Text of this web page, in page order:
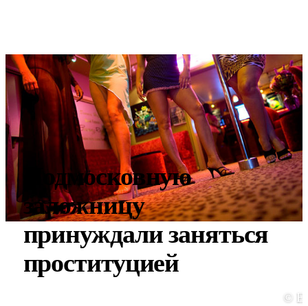
Подмосковную
заложницу
принуждали заняться
проституцией
©